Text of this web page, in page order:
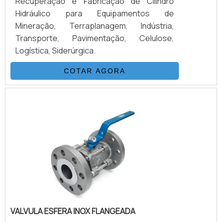
Hidráulico para Equipamentos de
Mineração, Terraplanagem, Indústria,
Transporte, Pavimentação, Celulose,
Logística, Siderúrgica.
COTAR AGORA
VALVULA ESFERA INOX FLANGEADA